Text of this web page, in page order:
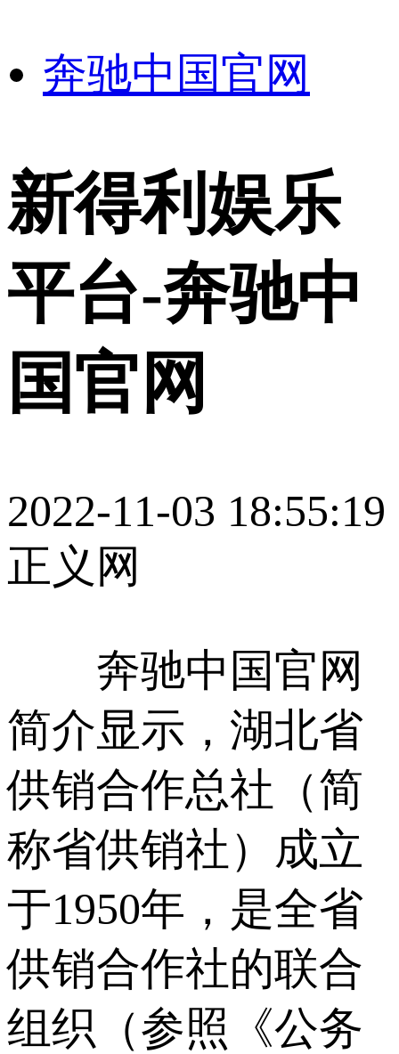
奔驰中国官网
新得利娱乐
平台-奔驰中
国官网
2022-11-03 18:55:19
正义网
奔驰中国官网
简介显示，湖北省
供销合作总社（简
称省供销社）成立
于1950年，是全省
供销合作社的联合
组织（参照《公务